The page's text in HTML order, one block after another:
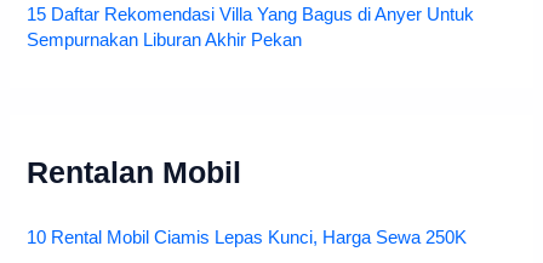
15 Daftar Rekomendasi Villa Yang Bagus di Anyer Untuk
Sempurnakan Liburan Akhir Pekan
Rentalan Mobil
10 Rental Mobil Ciamis Lepas Kunci, Harga Sewa 250K